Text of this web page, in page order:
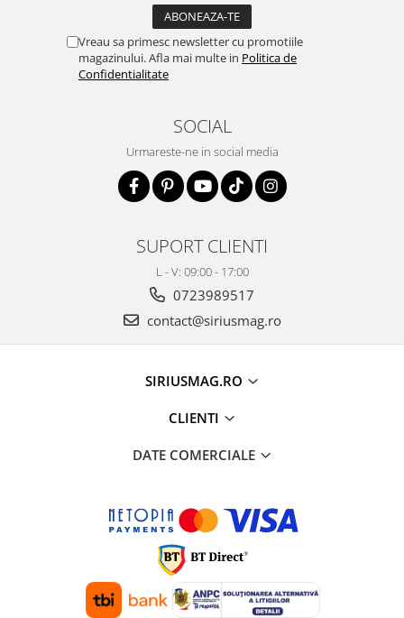
Vreau sa primesc newsletter cu promotiile
magazinului. Afla mai multe in Politica de
Confidentialitate
SOCIAL
Urmareste-ne in social media
SUPORT CLIENTI
L - V: 09:00 - 17:00
0723989517
contact@siriusmag.ro
SIRIUSMAG.RO
CLIENTI
DATE COMERCIALE